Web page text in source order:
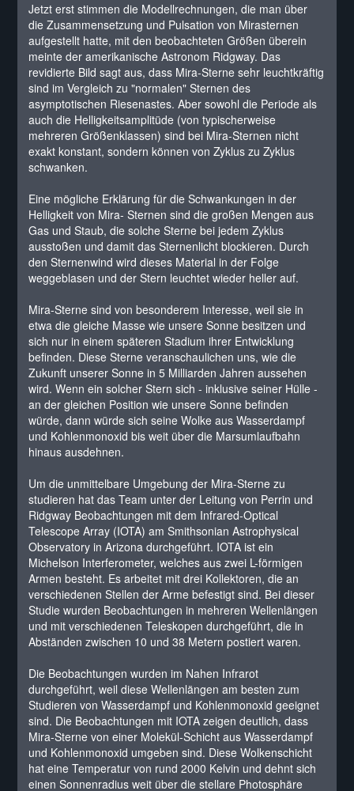
Jetzt erst stimmen die Modellrechnungen, die man über
die Zusammensetzung und Pulsation von Mirasternen
aufgestellt hatte, mit den beobachteten Größen überein
meinte der amerikanische Astronom Ridgway. Das
revidierte Bild sagt aus, dass Mira-Sterne sehr leuchtkräftig
sind im Vergleich zu "normalen" Sternen des
asymptotischen Riesenastes. Aber sowohl die Periode als
auch die Helligkeitsamplitüde (von typischerweise
mehreren Größenklassen) sind bei Mira-Sternen nicht
exakt konstant, sondern können von Zyklus zu Zyklus
schwanken.
Eine mögliche Erklärung für die Schwankungen in der
Helligkeit von Mira- Sternen sind die großen Mengen aus
Gas und Staub, die solche Sterne bei jedem Zyklus
ausstoßen und damit das Sternenlicht blockieren. Durch
den Sternenwind wird dieses Material in der Folge
weggeblasen und der Stern leuchtet wieder heller auf.
Mira-Sterne sind von besonderem Interesse, weil sie in
etwa die gleiche Masse wie unsere Sonne besitzen und
sich nur in einem späteren Stadium ihrer Entwicklung
befinden. Diese Sterne veranschaulichen uns, wie die
Zukunft unserer Sonne in 5 Milliarden Jahren aussehen
wird. Wenn ein solcher Stern sich - inklusive seiner Hülle -
an der gleichen Position wie unsere Sonne befinden
würde, dann würde sich seine Wolke aus Wasserdampf
und Kohlenmonoxid bis weit über die Marsumlaufbahn
hinaus ausdehnen.
Um die unmittelbare Umgebung der Mira-Sterne zu
studieren hat das Team unter der Leitung von Perrin und
Ridgway Beobachtungen mit dem Infrared-Optical
Telescope Array (IOTA) am Smithsonian Astrophysical
Observatory in Arizona durchgeführt. IOTA ist ein
Michelson Interferometer, welches aus zwei L-förmigen
Armen besteht. Es arbeitet mit drei Kollektoren, die an
verschiedenen Stellen der Arme befestigt sind. Bei dieser
Studie wurden Beobachtungen in mehreren Wellenlängen
und mit verschiedenen Teleskopen durchgeführt, die in
Abständen zwischen 10 und 38 Metern postiert waren.
Die Beobachtungen wurden im Nahen Infrarot
durchgeführt, weil diese Wellenlängen am besten zum
Studieren von Wasserdampf und Kohlenmonoxid geeignet
sind. Die Beobachtungen mit IOTA zeigen deutlich, dass
Mira-Sterne von einer Molekül-Schicht aus Wasserdampf
und Kohlenmonoxid umgeben sind. Diese Wolkenschicht
hat eine Temperatur von rund 2000 Kelvin und dehnt sich
einen Sonnenradius weit über die stellare Photosphäre